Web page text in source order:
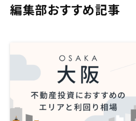
編集部おすすめ記事